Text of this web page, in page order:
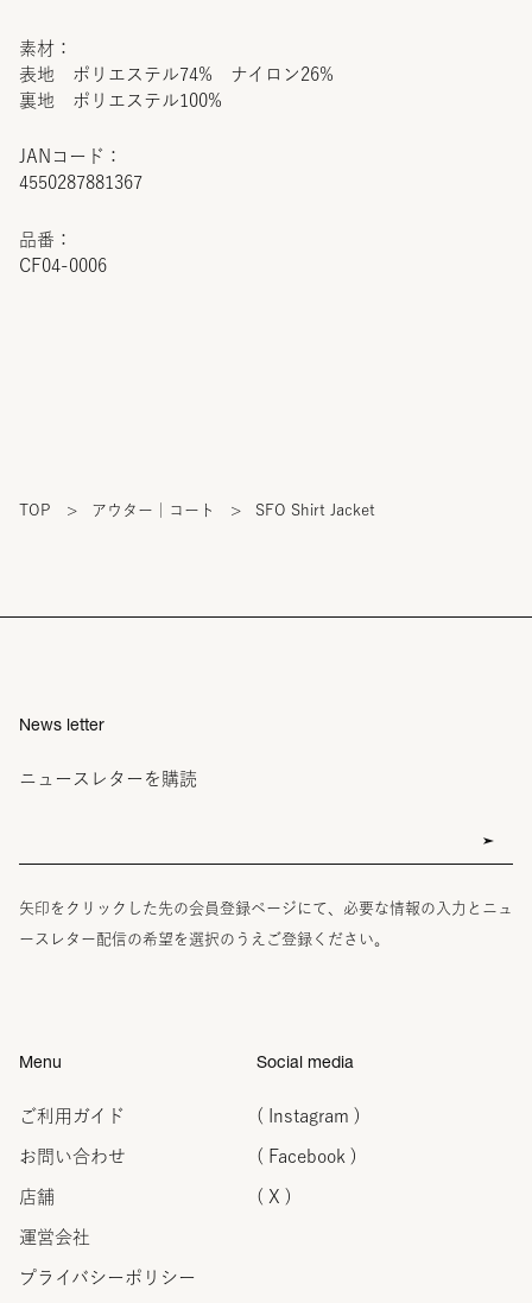
JANコード：
4550287881367
品番：
CF04-0006
素材：
表地 ポリエステル74% ナイロン26%
裏地 ポリエステル100%
TOP > アウター｜コート > SFO Shirt Jacket
News letter
ニュースレターを購読
矢印をクリックした先の会員登録ページにて、必要な情報の入力とニュ
ースレター配信の希望を選択のうえご登録ください。
Menu
ご利用ガイド
お問い合わせ
店舗
運営会社
プライバシーポリシー
Social media
( Instagram )
( Facebook )
( X )